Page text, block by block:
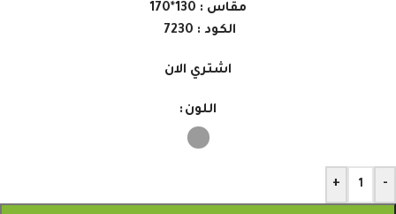
مقاس : 130*170
الكود : 7230
اشتري الان
اللون
-
+